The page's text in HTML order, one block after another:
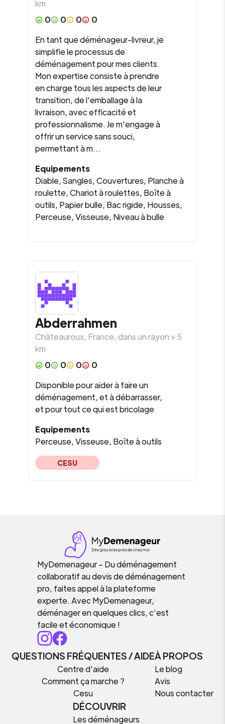
km
0
0 0
0
En tant que déménageur-livreur, je
simplifie le processus de
déménagement pour mes clients.
Mon expertise consiste à prendre
en charge tous les aspects de leur
transition, de l'emballage à la
livraison, avec efficacité et
professionnalisme. Je m'engage à
offrir un service sans souci,
permettant à m...
Equipements
Diable, Sangles, Couvertures, Planche à
roulette, Chariot à roulettes, Boîte à
outils, Papier bulle, Bac rigide, Housses,
Perceuse, Visseuse, Niveau à bulle
Abderrahmen
Châteauroux, France, dans un rayon > 5
km
0
0 0
0
Disponible pour aider à faire un
déménagement, et à débarrasser,
et pour tout ce qui est bricolage
Equipements
Perceuse, Visseuse, Boîte à outils
CESU
MyDemenageur – Du déménagement
collaboratif au devis de déménagement
pro, faites appel à la plateforme
experte. Avec MyDemenageur,
déménager en quelques clics, c’est
facile et économique !
QUESTIONS FRÉQUENTES / AIDE
Centre d'aide
Comment ça marche ?
Cesu
À PROPOS
Le blog
Avis
Nous contacter
DÉCOUVRIR
Les déménageurs